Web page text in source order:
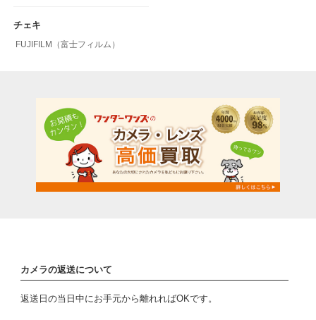
チェキ
FUJIFILM（富士フィルム）
カメラの返送について
返送日の当日中にお手元から離れればOKです。